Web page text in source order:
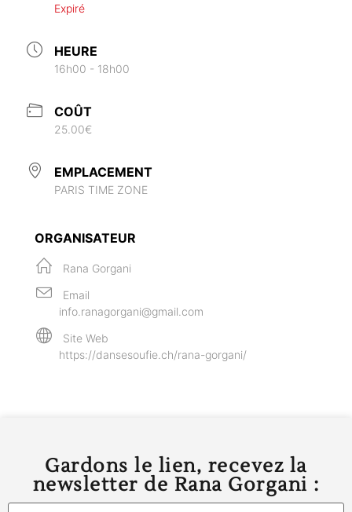
Expiré
HEURE
16h00 - 18h00
COÛT
25.00€
EMPLACEMENT
PARIS TIME ZONE
ORGANISATEUR
Rana Gorgani
Email
info.ranagorgani@gmail.com
Site Web
https://dansesoufie.ch/rana-gorgani/
Gardons le lien, recevez la
newsletter de Rana Gorgani :